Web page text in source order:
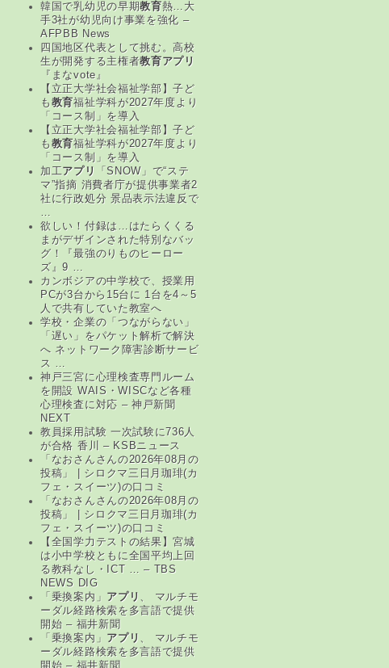
韓国で乳幼児の早期教育熱…大
手3社が幼児向け事業を強化 –
AFPBB News
四国地区代表として挑む。高校
生が開発する主権者教育アプリ
『まなvote』
【立正大学社会福祉学部】子ど
も教育福祉学科が2027年度より
「コース制」を導入
【立正大学社会福祉学部】子ど
も教育福祉学科が2027年度より
「コース制」を導入
加工アプリ
「SNOW」で“ステ
マ”指摘 消費者庁が提供事業者2
社に行政処分 景品表示法違反で
…
欲しい！付録は…はたらくくる
まがデザインされた特別なバッ
グ！『最強のりものヒーロー
ズ』9 …
カンボジアの中学校で、授業用
PCが3台から15台に 1台を4～5
人で共有していた教室へ
学校・企業の「つながらない」
「遅い」をパケット解析で解決
へ ネットワーク障害診断サービ
ス …
神戸三宮に心理検査専門ルーム
を開設 WAIS・WISCなど各種
心理検査に対応 – 神戸新聞
NEXT
教員採用試験 一次試験に736人
が合格 香川 – KSBニュース
「なおさんさんの2026年08月の
投稿」 | シロクマ三日月珈琲(カ
フェ・スイーツ)の口コミ
「なおさんさんの2026年08月の
投稿」 | シロクマ三日月珈琲(カ
フェ・スイーツ)の口コミ
【全国学力テストの結果】宮城
は小中学校ともに全国平均上回
る教科なし・ICT … – TBS
NEWS DIG
「乗換案内」 アプリ 、 マルチモ
ーダル経路検索を多言語で提供
開始 – 福井新聞
「乗換案内」 アプリ 、 マルチモ
ーダル経路検索を多言語で提供
開始 – 福井新聞